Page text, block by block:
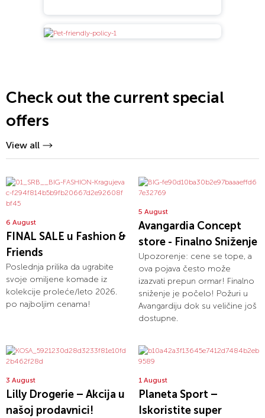
Check out the current special
offers
View all
6 August
FINAL SALE u Fashion &
Friends
Poslednja prilika da ugrabite
svoje omiljene komade iz
kolekcije proleće/leto 2026.
po najboljim cenama!
5 August
Avangardia Concept
store - Finalno Sniženje
Upozorenje: cene se tope, a
ova pojava često može
izazvati prepun ormar! Finalno
sniženje je počelo! Požuri u
Avangardiju dok su veličine još
dostupne.
3 August
Lilly Drogerie – Akcija u
našoj prodavnici!
1 August
Planeta Sport –
Iskoristite super